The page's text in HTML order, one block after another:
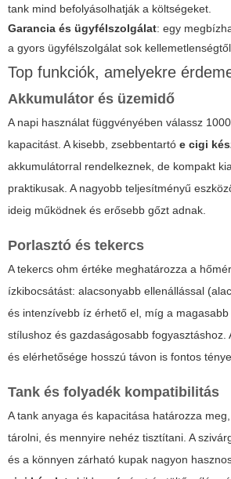
tank mind befolyásolhatják a költségeket.
Garancia és ügyfélszolgálat: egy
a gyors ügyfélszolgálat sok
Top funkciók, amelyekre
Akkumulátor és üzemidő
A napi használat függvényében válassz
kapacitást. A kisebb, zsebbentartó e cigi
akkumulátorral rendelkeznek, de kompakt
praktikusak. A nagyobb teljesítményű
ideig működnek és erősebb gőzt adnak.
Porlasztó és tekercs
A tekercs ohm értéke meghatározza a
ízkibocsátást: alacsonyabb ellenállással
és intenzívebb íz érhető el, míg a magasabb
stílushoz és gazdaságosabb fogyasztáshoz.
és elérhetősége hosszú távon is fontos
Tank és folyadék kompatibilitás
A tank anyaga és kapacitása határozza
tárolni, és mennyire nehéz tisztítani. A
és a könnyen zárható kupak nagyon